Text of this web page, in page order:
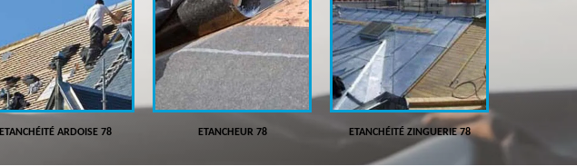
ETANCHÉITÉ ARDOISE 78 ETANCHEUR 78 ETANCHÉITÉ ZINGUERIE 78